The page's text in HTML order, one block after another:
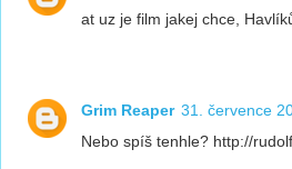
at uz je film jakej chce,
Grim Reaper 31. července
Nebo spíš tenhle? http://